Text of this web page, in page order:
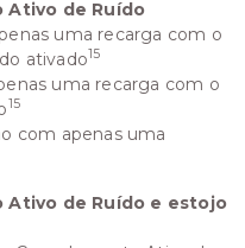
Ativo de Ruído
uma recarga com o
ativado15
uma recarga com o
15
com apenas uma
Ativo de Ruído e estojo